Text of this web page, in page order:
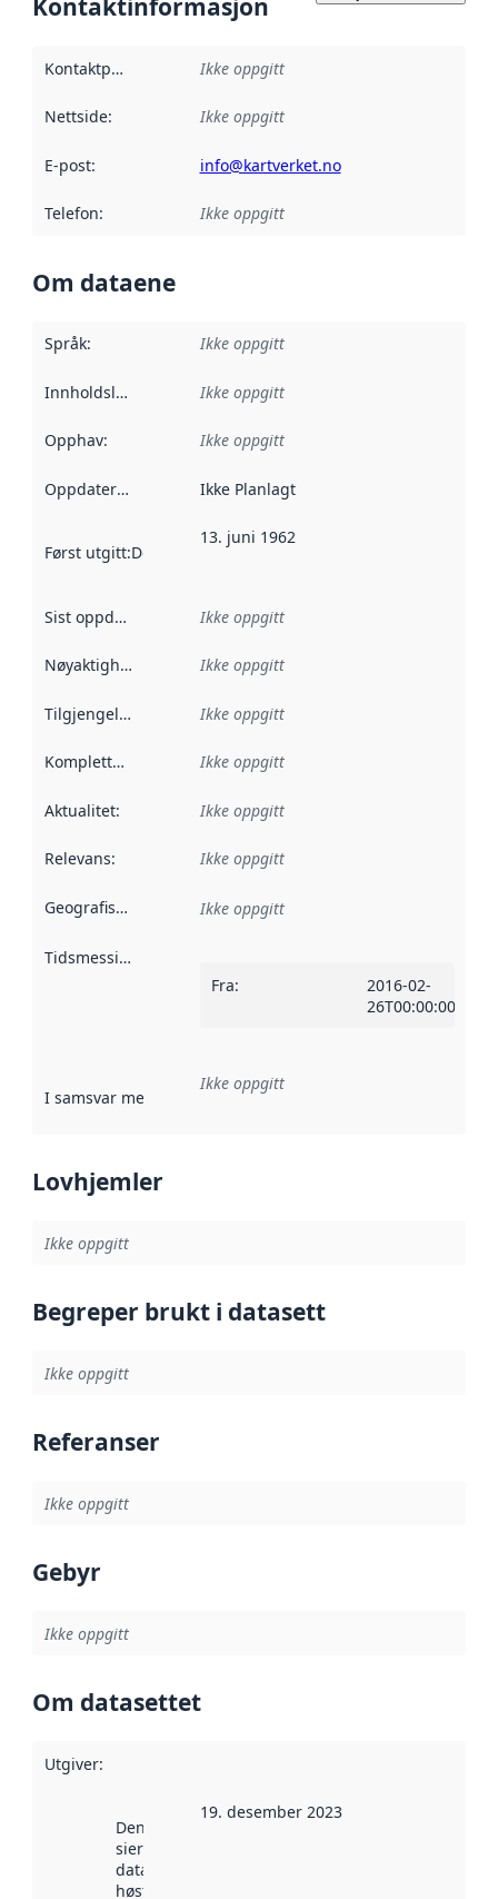
Kontaktinformasjon
Kontaktpunkt Ikke oppgitt
Nettside: Ikke oppgitt
E-post: info@kartverket.no
Telefon: Ikke oppgitt
Om dataene
Språk: Ikke oppgitt
Innholdsleverandører :
Ikke oppgitt
Opphav: Ikke oppgitt
Oppdateringsfrekvens :
Ikke Planlagt
Først utgitt:Denne datoen sier når dataene i dette
13. juni 1962
Sist oppdatert Ikke oppgitt
Nøyaktighet Ikke oppgitt
Tilgjengelighet Ikke oppgitt
Kompletthet Ikke oppgitt
Aktualitet: Ikke oppgitt
Relevans: Ikke oppgitt
Geografisk avgrensning :
Ikke oppgitt
Tidsmessig avgrensning
Fra:
2016-02-
26T00:00:00Z
I samsvar med Referanse til en implementasjonsregel
Ikke oppgitt
Lovhjemler
Ikke oppgitt
Begreper brukt i datasett
Ikke oppgitt
Referanser
Ikke oppgitt
Gebyr
Ikke oppgitt
Om datasettet
Utgiver:
Denne datoen
sier når
datasettet ble
høstet av
19. desember 2023